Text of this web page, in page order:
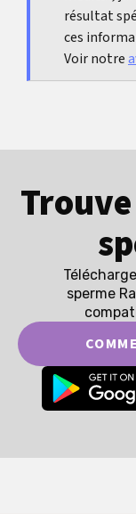
résultat
ces
Voir notre
sperme